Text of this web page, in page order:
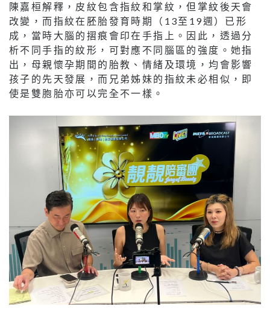
陳嘉桓解釋，皮紋包含指紋和掌紋，但掌紋後天會
改變，而指紋在胚胎發育時期（13至19週）已形
成，當時大腦的摺痕會印在手指上。因此，透過分
析不同手指的紋形，可對應不同腦區的強度。她指
出，母親懷孕期間的胎教、情緒及環境，均會影響
孩子的先天發展，而兄弟姊妹的指紋未必相似，即
使是雙胞胎亦可以完全不一樣。